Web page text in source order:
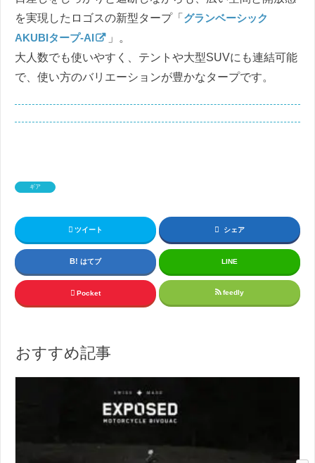
を実現したロゴスの新型タープ「 グランベーシック
AKUBIタープ-AI
」。
大人数でも使いやすく、テントや大型SUVにも連結可能
で、使い方のバリエーションが豊かなタープです。
ギア
ツイート シェア
はてブ LINE
Pocket feedly
おすすめ記事